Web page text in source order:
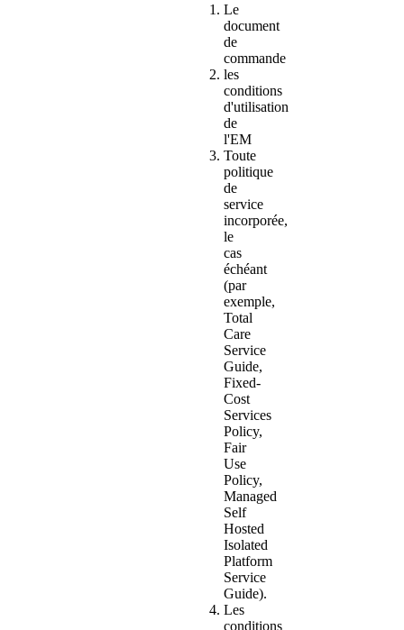
Le
document
de
commande
les
conditions
d'utilisation
de
l'EM
Toute
politique
de
service
incorporée,
le
cas
échéant
(par
exemple,
Total
Care
Service
Guide,
Fixed-
Cost
Services
Policy,
Fair
Use
Policy,
Managed
Self
Hosted
Isolated
Platform
Service
Guide).
Les
conditions